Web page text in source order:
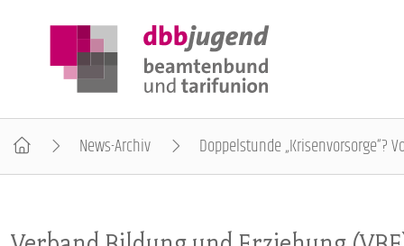
News-Archiv Doppelstunde „Krisenvorsorge“?